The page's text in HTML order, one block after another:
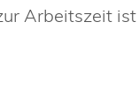
Arbeitszeit